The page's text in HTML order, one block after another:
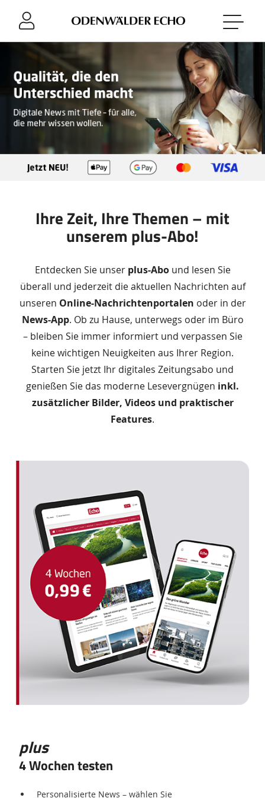
Navigation
Header
Inhalt
Footer
Ihre Zeit, Ihre Themen – mit
unserem plus-Abo!
Entdecken Sie unser plus-Abound lesen Sie
überall und jederzeit die aktuellen Nachrichten auf
unseren Online-Nachrichtenportalen oder in der
News-App. Ob zu Hause, unterwegs oder im Büro
– bleiben Sie immer informiert und verpassen Sie
keine wichtigen Neuigkeiten aus Ihrer Region.
Starten Sie jetzt Ihr digitales Zeitungsabo und
genießen Sie das moderne Lesevergnügen inkl.
zusätzlicher Bilder, Videos und praktischer
Features.
plus
4 Wochen testen
Personalisierte News – wählen Sie